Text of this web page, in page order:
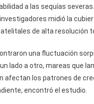
a las sequías
midió la
de alta resolución
una fluctuación
lado a otro, mareas que
afectan los patrones de
encontró el estudio.